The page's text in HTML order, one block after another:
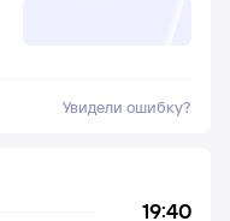
Увидели ошибку?
19:40